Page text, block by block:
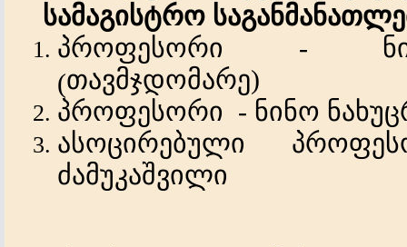
სამაგისტრო
პროფესორი -
(თავმჯდომარე)
პროფესორი - ნინო
ასოცირებული
ძამუკაშვილი